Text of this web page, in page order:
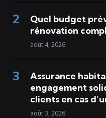
Quel budget
rénovation
août 4, 2026
Assurance
engagement
clients en cas
août 3, 2026